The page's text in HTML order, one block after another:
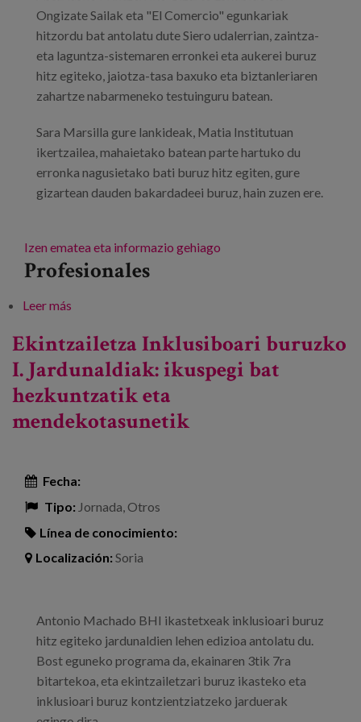
Prensa
Trabaja con nosotros
Ongizate Sailak eta "El Comercio" egunkariak
hitzordu bat antolatu dute Siero udalerrian, zaintza-
eta laguntza-sistemaren erronkei eta aukerei buruz
hitz egiteko, jaiotza-tasa baxuko eta biztanleriaren
zahartze nabarmeneko testuinguru batean.
Sara Marsilla gure lankideak, Matia Institutuan
ikertzailea, mahaietako batean parte hartuko du
erronka nagusietako bati buruz hitz egiten, gure
gizartean dauden bakardadeei buruz, hain zuzen ere.
Izen ematea eta informazio gehiago
Profesionales
Leer más
Ekintzailetza Inklusiboari buruzko
I. Jardunaldiak: ikuspegi bat
hezkuntzatik eta
mendekotasunetik
Fecha:
Tipo: Jornada, Otros
Línea de conocimiento:
Localización:Soria
Antonio Machado BHI ikastetxeak inklusioari buruz
hitz egiteko jardunaldien lehen edizioa antolatu du.
Bost eguneko programa da, ekainaren 3tik 7ra
bitartekoa, eta ekintzailetzari buruz ikasteko eta
inklusioari buruz kontzientziatzeko jarduerak